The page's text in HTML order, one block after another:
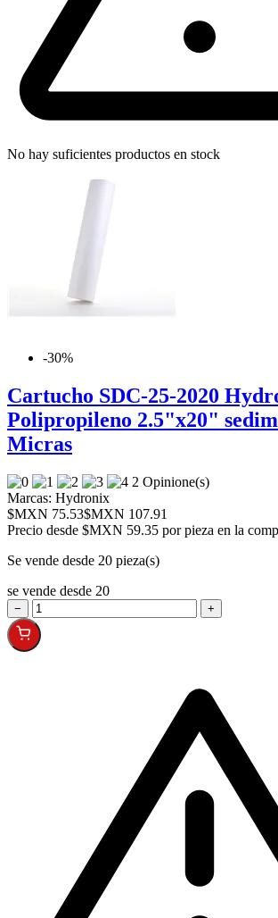
No hay suficientes productos en stock
-30%
Cartucho SDC-25-2020
Polipropileno 2.5"x20"
Micras
2 Opinione(s)
Marcas: Hydronix
$MXN 75.53$MXN 107.91
Precio desde $MXN 59.35 por pieza en la
Se vende desde 20 pieza(s)
se vende desde 20
− +